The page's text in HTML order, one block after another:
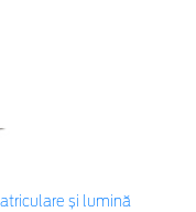
și lumină